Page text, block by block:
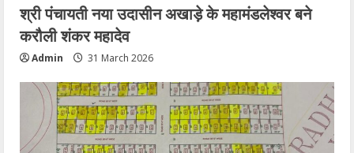
श्री पंचायती नया उदासीन अखाड़े के महामंडलेश्वर बने
करौली शंकर महादेव
Admin 31 March 2026